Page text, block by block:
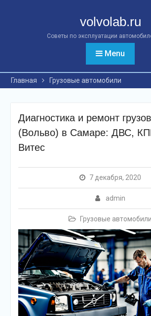
volvolab.ru
Советы по эксплуатации
Menu
Главная Грузовые автомобили
Диагностика и ремонт
(Вольво) в Самаре: ДВС,
Витес
7 декабря, 2020
admin
Грузовые автомобили